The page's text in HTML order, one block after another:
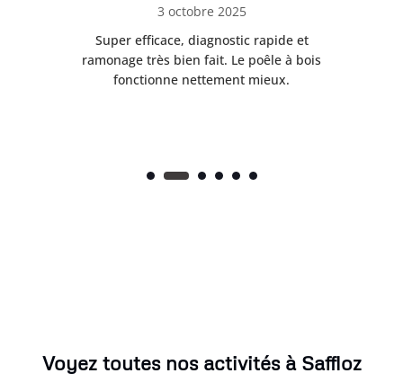
3 octobre 2025
Super efficace, diagnostic rapide et
ramonage très bien fait. Le poêle à bois
fonctionne nettement mieux.
Voyez toutes nos activités à Saffloz